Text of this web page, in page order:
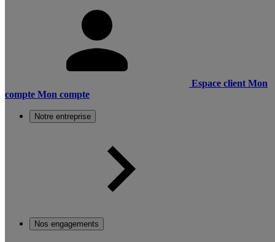
Espace client Mon
compte Mon compte
Notre entreprise
Nos engagements